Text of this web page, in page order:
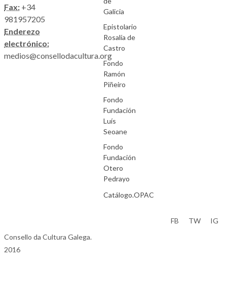
Fax: +34
981957205
Enderezo
electrónico:
medios@consellodacultura.org
Galicia
Epistolario
Rosalía de
Castro
Fondo
Ramón
Piñeiro
Fondo
Fundación
Luís
Seoane
Fondo
Fundación
Otero
Pedrayo
Catálogo.OPAC
Consello da Cultura Galega.
2016
FB TW IG